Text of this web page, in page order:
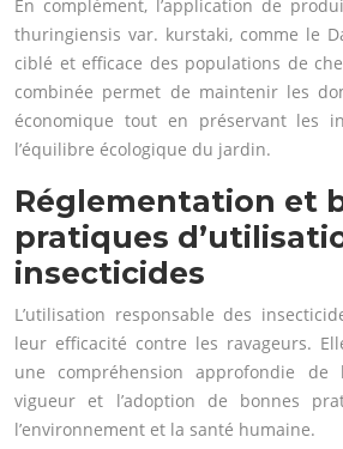
En complément, l’application de
thuringiensis var. kurstaki, comme le
ciblé et efficace des populations de
combinée permet de maintenir les
économique tout en préservant les
l’équilibre écologique du jardin.
Réglementation et
pratiques
insecticides
L’utilisation responsable des
leur efficacité contre les ravageurs.
une compréhension approfondie de
vigueur et l’adoption de bonnes
l’environnement et la santé humaine.